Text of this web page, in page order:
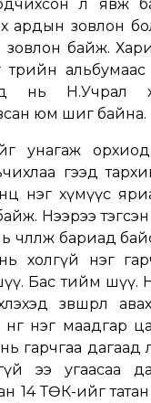
л явж
ардын зовлон
байж. Харин
альбумаас
нь Н.Учрал
юм шиг байна.
унагаж
гээд
нэг хүмүүс
Нээрээ тэгсэн
бариад
холгүй нэг
Бас тийм шүү.
зөвшөөрөл
нэг маадгар
гарчгаа дагаад
ээ угаасаа
14 ТӨК-ийг